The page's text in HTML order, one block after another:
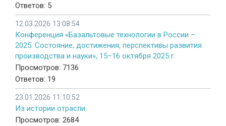
Ответов: 5
12.03.2026 13:08:54
Конференция «Базальтовые технологии в России –
2025. Состояние, достижения, перспективы развития
производства и науки», 15–16 октября 2025 г.
Просмотров: 7136
Ответов: 19
23.01.2026 11:10:52
Из истории отрасли
Просмотров: 2684